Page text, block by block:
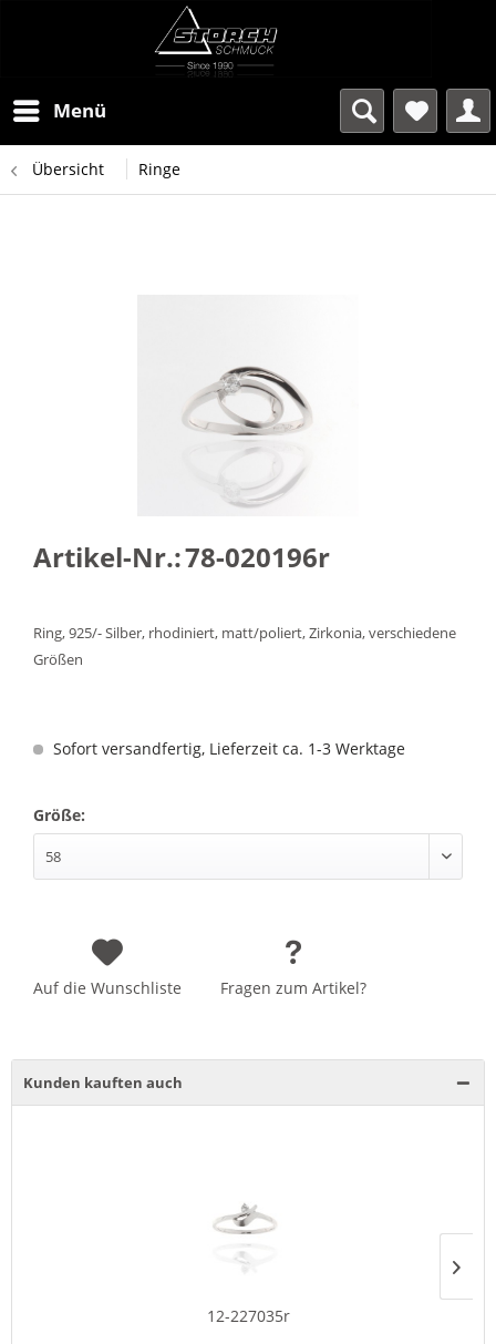
Menü
Übersicht Ringe
Artikel-Nr.:78-020196r
Ring, 925/- Silber, rhodiniert, matt/poliert, Zirkonia, verschiedene
Größen
Sofort versandfertig, Lieferzeit ca. 1-3 Werktage
Größe:
Auf die Wunschliste Fragen zum Artikel?
Kunden kauften auch
12-227035r